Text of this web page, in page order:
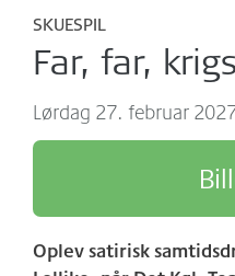
Sponsorer
net:vaerket og
Kontakt
Møder/konferencer/
Værkets scener og sale
Spillestedet Turbinen
Grønnere tiltag
Følg os
SKUESPIL
Far, far,
lørdag 27. februar
Oplev satirisk